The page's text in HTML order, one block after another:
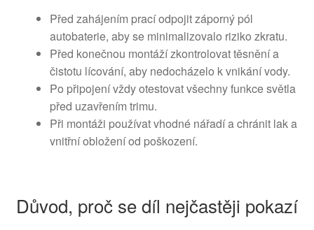
Před zahájením prací odpojit záporný pól
autobaterie, aby se minimalizovalo riziko zkratu.
Před konečnou montáží zkontrolovat těsnění a
čistotu lícování, aby nedocházelo k vnikání vody.
Po připojení vždy otestovat všechny funkce světla
před uzavřením trimu.
Při montáži používat vhodné nářadí a chránit lak a
vnitřní obložení od poškození.
Důvod, proč se díl nejčastěji pokazí